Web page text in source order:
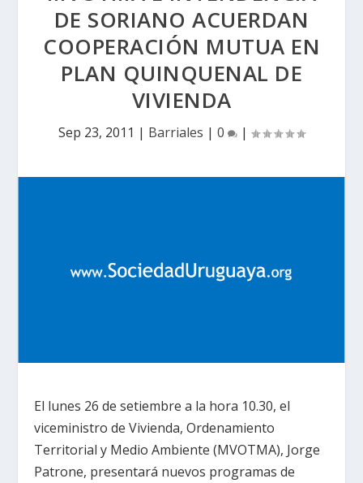
DE SORIANO ACUERDAN
COOPERACIÓN MUTUA EN
PLAN QUINQUENAL DE
VIVIENDA
Sep 23, 2011 | Barriales | 0 |
El lunes 26 de setiembre a la hora 10.30, el
viceministro de Vivienda, Ordenamiento
Territorial y Medio Ambiente (MVOTMA), Jorge
Patrone, presentará nuevos programas de